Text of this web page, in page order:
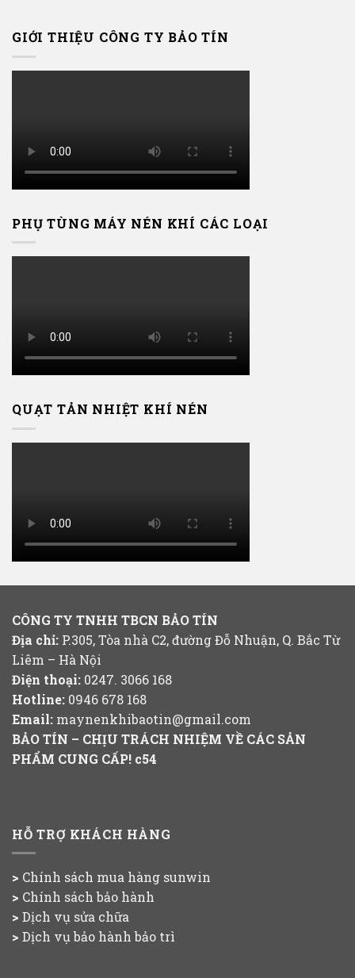
GIỚI THIỆU CÔNG TY BẢO TÍN
PHỤ TÙNG MÁY NÉN KHÍ CÁC LOẠI
QUẠT TẢN NHIỆT KHÍ NÉN
CÔNG TY TNHH TBCN BẢO TÍN
Địa chỉ: P.305, Tòa nhà C2, đường Đỗ Nhuận, Q. Bắc Từ
Liêm – Hà Nội
Điện thoại: 0247. 3066 168
Hotline: 0946 678 168
Email: maynenkhibaotin@gmail.com
BẢO TÍN – CHỊU TRÁCH NHIỆM VỀ CÁC SẢN
PHẨM CUNG CẤP! c54
HỖ TRỢ KHÁCH HÀNG
> Chính sách mua hàng sunwin
> Chính sách bảo hành
> Dịch vụ sửa chữa
> Dịch vụ bảo hành bảo trì